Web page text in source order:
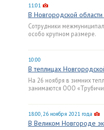
11:01
В Новгородской
Сотрудники
особо крупном размере.
10:00
В теплицах
На 26 ноября в зимних
занимаются ООО
18:00, 26 ноября 2021 года
В Великом Новгороде